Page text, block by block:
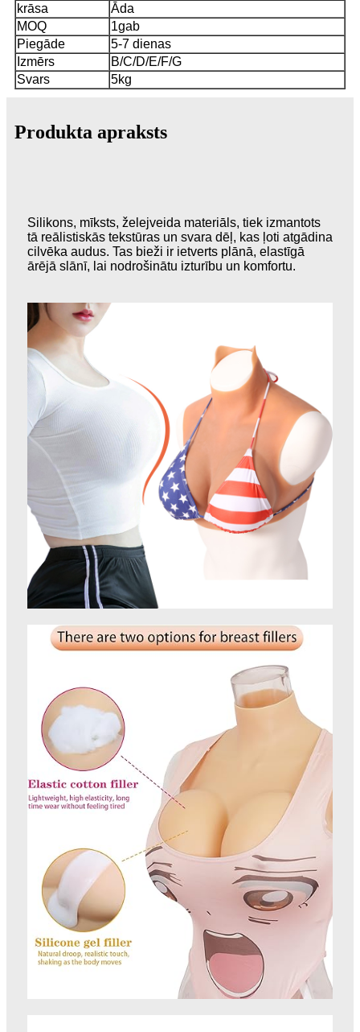
krāsa
Āda
MOQ
1gab
Piegāde
5-7 dienas
Izmērs
B/C/D/E/F/G
Svars
5kg
Produkta apraksts
Silikons, mīksts, želejveida materiāls, tiek izmantots
tā reālistiskās tekstūras un svara dēļ, kas ļoti atgādina
cilvēka audus. Tas bieži ir ietverts plānā, elastīgā
ārējā slānī, lai nodrošinātu izturību un komfortu.